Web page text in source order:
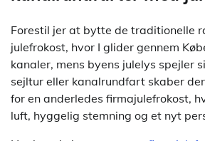
Forestil jer at bytte de traditionelle
julefrokost, hvor I glider gennem
kanaler, mens byens julelys spejler
sejltur eller kanalrundfart skaber
for en anderledes firmajulefrokost,
luft, hyggelig stemning og et nyt